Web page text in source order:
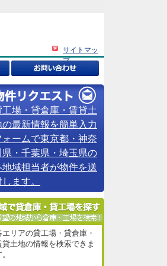
サイトマッ
プ
工場・貸倉庫・賃貸土
の最新情報を簡単入力
ォームで東京都・神奈
県・千葉県・埼玉県の
地域担当者が物件を送
ます。
エリアの貸工場・貸倉庫・
貸土地の情報を検索できま